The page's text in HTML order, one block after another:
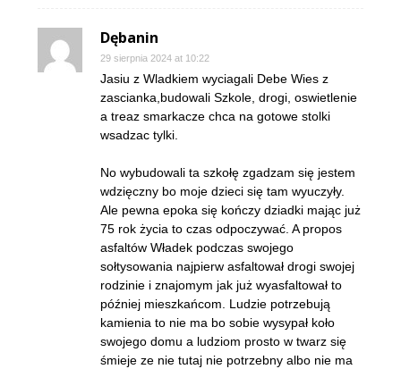
Dębanin
29 sierpnia 2024 at 10:22
Jasiu z Wladkiem wyciagali Debe Wies z
zascianka,budowali Szkole, drogi, oswietlenie
a treaz smarkacze chca na gotowe stolki
wsadzac tylki.
No wybudowali ta szkołę zgadzam się jestem
wdzięczny bo moje dzieci się tam wyuczyły.
Ale pewna epoka się kończy dziadki mając już
75 rok życia to czas odpoczywać. A propos
asfaltów Władek podczas swojego
sołtysowania najpierw asfaltował drogi swojej
rodzinie i znajomym jak już wyasfaltował to
później mieszkańcom. Ludzie potrzebują
kamienia to nie ma bo sobie wysypał koło
swojego domu a ludziom prosto w twarz się
śmieje ze nie tutaj nie potrzebny albo nie ma